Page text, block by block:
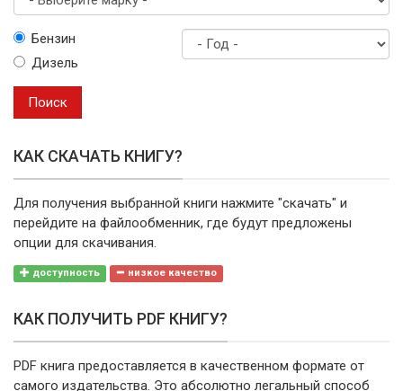
маркуБензин
Дизель
Поиск
КАК СКАЧАТЬ КНИГУ?
Для получения выбранной книги нажмите "скачать" и
перейдите на файлообменник, где будут предложены
опции для скачивания.
доступность низкое качество
КАК ПОЛУЧИТЬ PDF КНИГУ?
PDF книга предоставляется в качественном формате от
самого издательства. Это абсолютно легальный способ